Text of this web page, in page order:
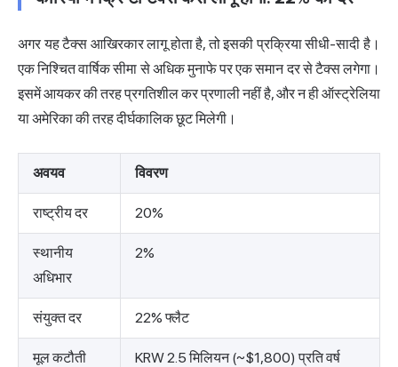
अगर यह टैक्स आखिरकार लागू होता है, तो इसकी प्रक्रिया सीधी-सादी है।
एक निश्चित वार्षिक सीमा से अधिक मुनाफे पर एक समान दर से टैक्स लगेगा।
इसमें आयकर की तरह प्रगतिशील कर प्रणाली नहीं है, और न ही ऑस्ट्रेलिया
या अमेरिका की तरह दीर्घकालिक छूट मिलेगी।
अवयव विवरण
राष्ट्रीय दर 20%
स्थानीय
अधिभार
2%
संयुक्त दर 22% फ्लैट
मूल कटौती KRW 2.5 मिलियन (~$1,800) प्रति वर्ष